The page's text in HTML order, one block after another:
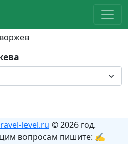
level.ru © 2026 год.
вопросам пишите: ✍